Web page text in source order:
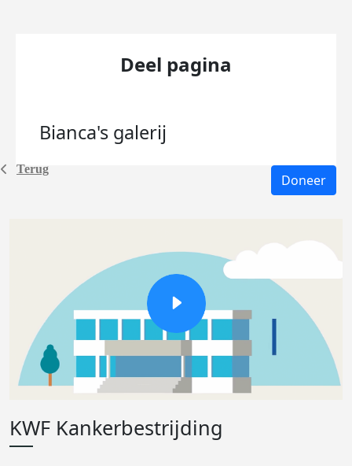
Terug
Deel pagina
Bianca's galerij
Doneer
KWF Kankerbestrijding